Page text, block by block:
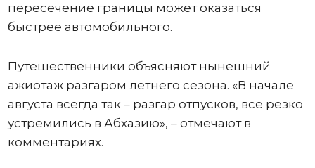
пересечение границы может оказаться
быстрее автомобильного.
Путешественники объясняют нынешний
ажиотаж разгаром летнего сезона. «В начале
августа всегда так – разгар отпусков, все резко
устремились в Абхазию», – отмечают в
комментариях.